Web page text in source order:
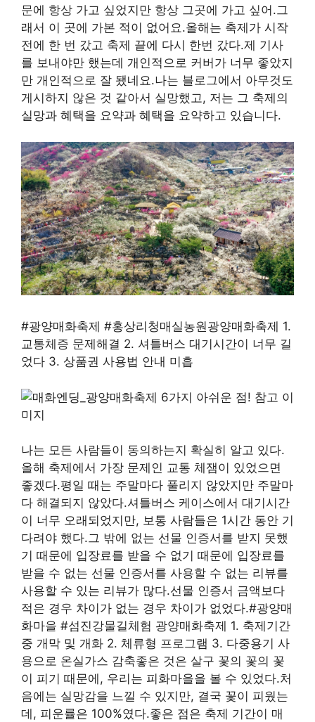
문에 항상 가고 싶었지만 항상 그곳에 가고 싶어.그
래서 이 곳에 가본 적이 없어요.올해는 축제가 시작
전에 한 번 갔고 축제 끝에 다시 한번 갔다.제 기사
를 보내야만 했는데 개인적으로 커버가 너무 좋았지
만 개인적으로 잘 됐네요.나는 블로그에서 아무것도
게시하지 않은 것 같아서 실망했고, 저는 그 축제의
실망과 혜택을 요약과 혜택을 요약하고 있습니다.
#광양매화축제 #홍상리청매실농원광양매화축제 1.
교통체증 문제해결 2. 셔틀버스 대기시간이 너무 길
었다 3. 상품권 사용법 안내 미흡
나는 모든 사람들이 동의하는지 확실히 알고 있다.
올해 축제에서 가장 문제인 교통 체잼이 있었으면
좋겠다.평일 때는 주말마다 풀리지 않았지만 주말마
다 해결되지 않았다.셔틀버스 케이스에서 대기시간
이 너무 오래되었지만, 보통 사람들은 1시간 동안 기
다려야 했다.그 밖에 없는 선물 인증서를 받지 못했
기 때문에 입장료를 받을 수 없기 때문에 입장료를
받을 수 없는 선물 인증서를 사용할 수 없는 리뷰를
사용할 수 있는 리뷰가 많다.선물 인증서 금액보다
적은 경우 차이가 없는 경우 차이가 없었다.#광양매
화마을 #섬진강물길체험 광양매화축제 1. 축제기간
중 개막 및 개화 2. 체류형 프로그램 3. 다중용기 사
용으로 온실가스 감축좋은 것은 살구 꽃의 꽃의 꽃
이 피기 때문에, 우리는 피화마을을 볼 수 있었다.처
음에는 실망감을 느낄 수 있지만, 결국 꽃이 피웠는
데, 피운률은 100%였다.좋은 점은 축제 기간이 매